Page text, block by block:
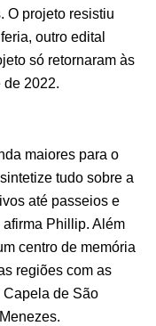
O projeto resistiu
outro edital
só retornaram às
de 2022.
maiores para o
tudo sobre a
até passeios e
Phillip. Além
centro de memória
regiões com as
Capela de São